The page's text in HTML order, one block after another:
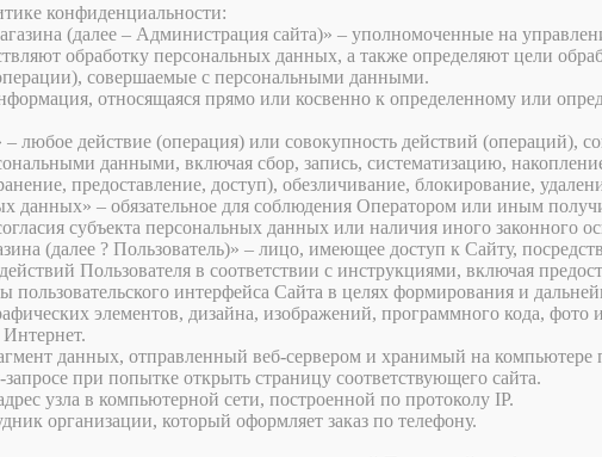
конфиденциальности:
(далее – Администрация сайта)» – уполномоченные на
обработку персональных данных, а также определяют цели
совершаемые с персональными данными.
относящаяся прямо или косвенно к определенному или
любое действие (операция) или совокупность действий (операций),
данными, включая сбор, запись, систематизацию,
предоставление, доступ), обезличивание, блокирование,
данных» – обязательное для соблюдения Оператором или иным
субъекта персональных данных или наличия иного законного
(далее ? Пользователь)» – лицо, имеющее доступ к Сайту,
Пользователя в соответствии с инструкциями, включая
интерфейса Сайта в целях формирования и
элементов, дизайна, изображений, программного кода, фото
данных, отправленный веб-сервером и хранимый на компьютере
при попытке открыть страницу соответствующего сайта.
узла в компьютерной сети, построенной по протоколу IP.
организации, который оформляет заказ по телефону.